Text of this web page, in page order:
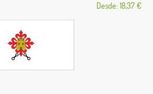
Desde: 18,37 €